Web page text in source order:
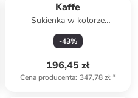
Kaffe
Sukienka w kolorze
granatowo-białym
-43%
196,45 zł
Cena producenta: 347,78 zł*